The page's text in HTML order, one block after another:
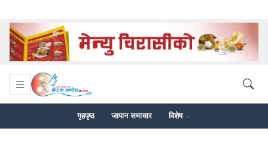
गृहपृष्ठ जापान समाचार विशेष